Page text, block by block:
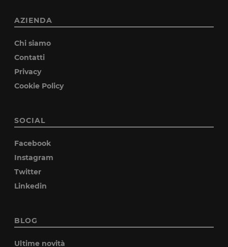
AZIENDA
Chi siamo
Contatti
Privacy
Cookie Policy
SOCIAL
Facebook
Instagram
Twitter
Linkedin
BLOG
Ultime novità